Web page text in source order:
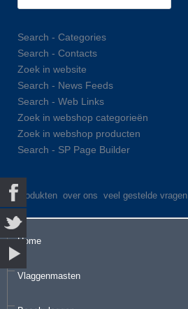
Search - Categories
Search - Contacts
Zoek in website
Search - News Feeds
Search - Web Links
Zoek in webshop categorieën
Zoek in webshop producten
Search - SP Page Builder
produkten over ons veel gestelde vragen
Home
Vlaggenmasten